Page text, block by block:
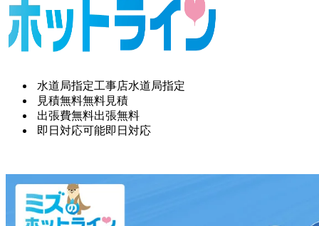
水道局指定工事店水道局指定
見積無料無料見積
出張費無料出張無料
即日対応可能即日対応